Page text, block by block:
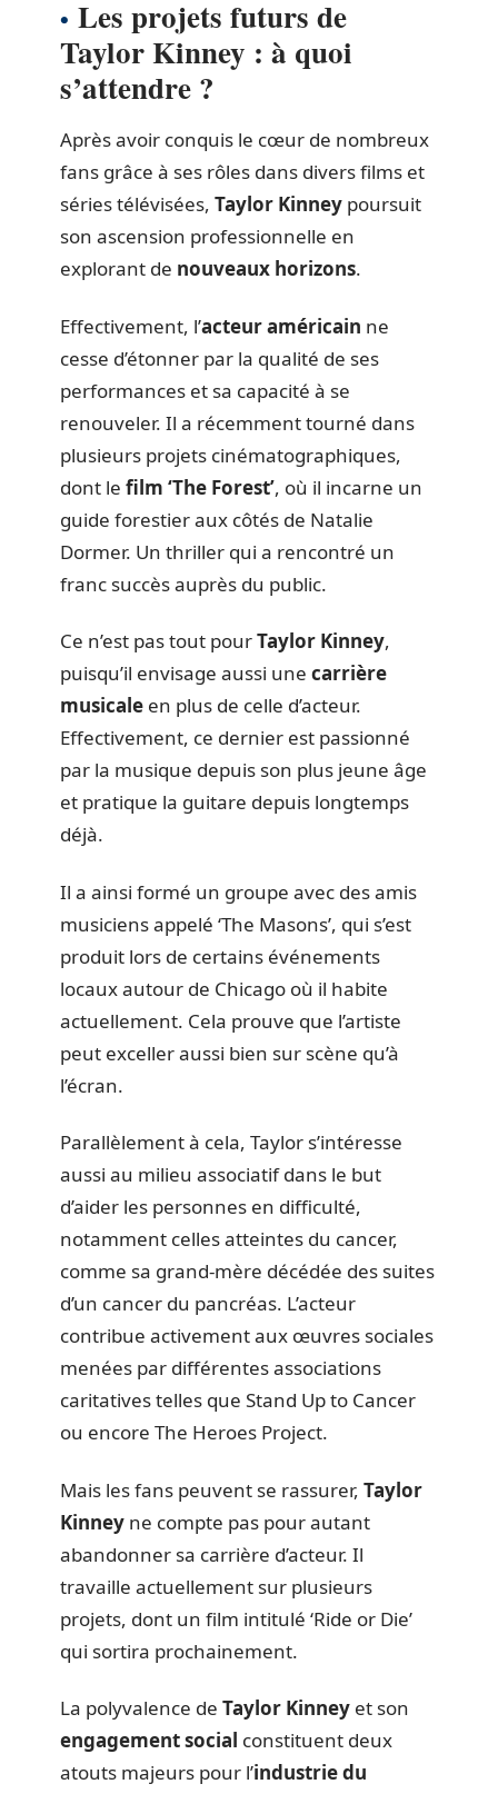
Les projets futurs de
Taylor Kinney : à quoi
s’attendre ?
Après avoir conquis le cœur de nombreux
fans grâce à ses rôles dans divers films et
séries télévisées, Taylor Kinney poursuit
son ascension professionnelle en
explorant de nouveaux horizons.
Effectivement, l’acteur américain ne
cesse d’étonner par la qualité de ses
performances et sa capacité à se
renouveler. Il a récemment tourné dans
plusieurs projets cinématographiques,
dont le film ‘The Forest’, où il incarne un
guide forestier aux côtés de Natalie
Dormer. Un thriller qui a rencontré un
franc succès auprès du public.
Ce n’est pas tout pourTaylor Kinney,
puisqu’il envisage aussi une carrière
musicale en plus de celle d’acteur.
Effectivement, ce dernier est passionné
par la musique depuis son plus jeune âge
et pratique la guitare depuis longtemps
déjà.
Il a ainsi formé un groupe avec des amis
musiciens appelé ‘The Masons’, qui s’est
produit lors de certains événements
locaux autour de Chicago où il habite
actuellement. Cela prouve que l’artiste
peut exceller aussi bien sur scène qu’à
l’écran.
Parallèlement à cela, Taylor s’intéresse
aussi au milieu associatif dans le but
d’aider les personnes en difficulté,
notamment celles atteintes du cancer,
comme sa grand-mère décédée des suites
d’un cancer du pancréas. L’acteur
contribue activement aux œuvres sociales
menées par différentes associations
caritatives telles que Stand Up to Cancer
ou encore The Heroes Project.
Mais les fans peuvent se rassurer, Taylor
Kinney ne compte pas pour autant
abandonner sa carrière d’acteur. Il
travaille actuellement sur plusieurs
projets, dont un film intitulé ‘Ride or Die’
qui sortira prochainement.
La polyvalence de Taylor Kinney et son
engagement social constituent deux
atouts majeurs pour l’industrie du